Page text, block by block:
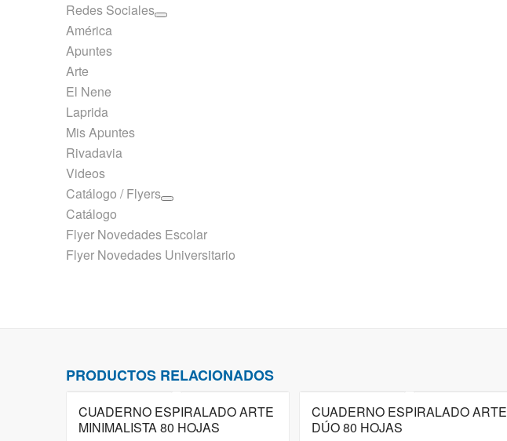
Redes Sociales
América
Apuntes
Arte
El Nene
Laprida
Mis Apuntes
Rivadavia
Videos
Catálogo / Flyers
Catálogo
Flyer Novedades Escolar
Flyer Novedades Universitario
PRODUCTOS RELACIONADOS
CUADERNO ESPIRALADO ARTE
MINIMALISTA 80 HOJAS
CUADERNO ESPIRALADO ARTE
DÚO 80 HOJAS